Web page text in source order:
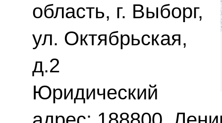
область, г. Выборг,
ул. Октябрьская,
д.2
Юридический